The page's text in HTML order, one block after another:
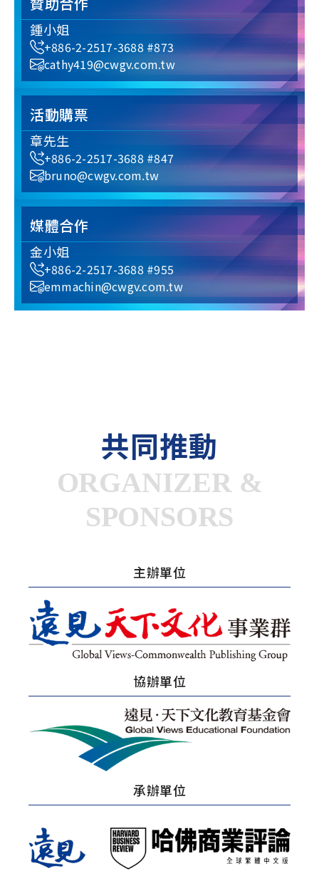
鍾小姐
+886-2-2517-3688 #873
cathy419@cwgv.com.tw
活動購票
章先生
+886-2-2517-3688 #847
bruno@cwgv.com.tw
媒體合作
金小姐
+886-2-2517-3688 #955
emmachin@cwgv.com.tw
共同推動
ORGANIZER &
SPONSORS
主辦單位
協辦單位
承辦單位